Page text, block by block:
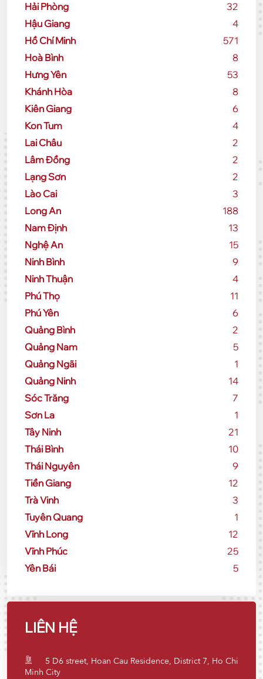
Hải Phòng
32
Hậu Giang
4
Hồ Chí Minh
571
Hoà Bình
8
Hưng Yên
53
Khánh Hòa
8
Kiên Giang
6
Kon Tum
4
Lai Châu
2
Lâm Đồng
2
Lạng Sơn
2
Lào Cai
3
Long An
188
Nam Định
13
Nghệ An
15
Ninh Bình
9
Ninh Thuận
4
Phú Thọ
11
Phú Yên
6
Quảng Bình
2
Quảng Nam
5
Quảng Ngãi
1
Quảng Ninh
14
Sóc Trăng
7
Sơn La
1
Tây Ninh
21
Thái Bình
10
Thái Nguyên
9
Tiền Giang
12
Trà Vinh
3
Tuyên Quang
1
Vĩnh Long
12
Vĩnh Phúc
25
Yên Bái
5
LIÊN HỆ
5 D6 street, Hoan Cau Residence, District 7, Ho Chi
Minh City